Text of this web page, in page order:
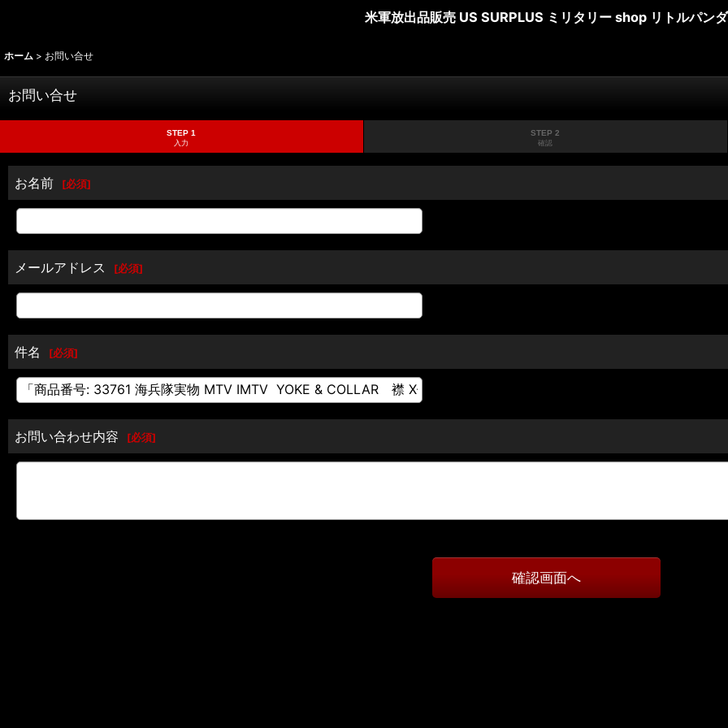
米軍放出品販売 US SURPLUS ミリタリー shop リトルパンダ
ホーム > お問い合せ
お問い合せ
STEP 1
入力
STEP 2
確認
お名前 [必須]
メールアドレス [必須]
件名 [必須]
お問い合わせ内容 [必須]
確認画面へ